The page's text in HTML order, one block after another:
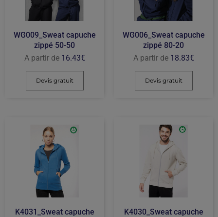
WG009_Sweat capuche
zippé 50-50
A partir de 16.43€
Devis gratuit
WG006_Sweat capuche
zippé 80-20
A partir de 18.83€
Devis gratuit
K4031_Sweat capuche
K4030_Sweat capuche